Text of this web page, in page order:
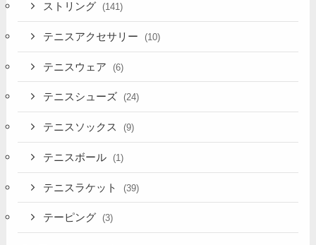
ストリング (141)
テニスアクセサリー (10)
テニスウェア (6)
テニスシューズ (24)
テニスソックス (9)
テニスボール (1)
テニスラケット (39)
テーピング (3)